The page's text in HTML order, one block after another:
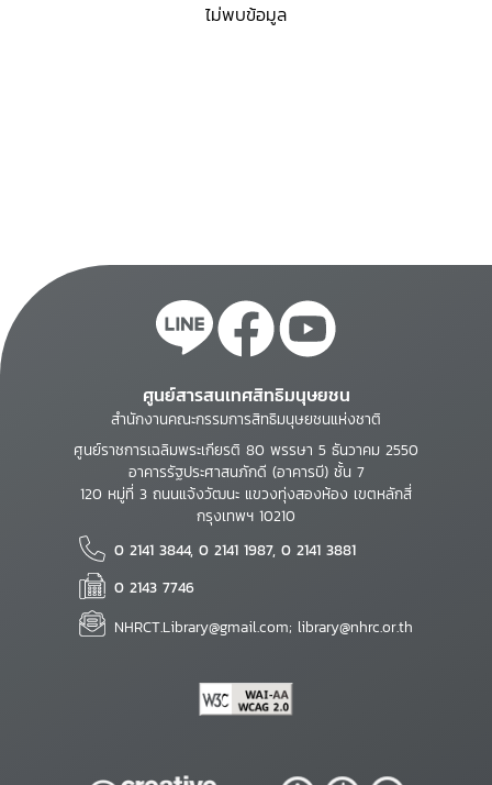
ไม่พบข้อมูล
ศูนย์สารสนเทศสิทธิมนุษยชน
สำนักงานคณะกรรมการสิทธิมนุษยชนแห่งชาติ
ศูนย์ราชการเฉลิมพระเกียรติ 80 พรรษา 5 ธันวาคม 2550
อาคารรัฐประศาสนภักดี (อาคารบี) ชั้น 7
120 หมู่ที่ 3 ถนนแจ้งวัฒนะ แขวงทุ่งสองห้อง เขตหลักสี่
กรุงเทพฯ 10210
0 2141 3844, 0 2141 1987, 0 2141 3881
0 2143 7746
NHRCT.Library@gmail.com; library@nhrc.or.th